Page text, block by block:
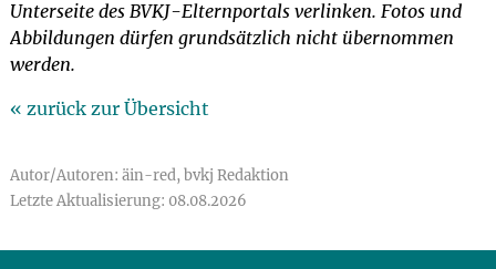
Unterseite des BVKJ-Elternportals verlinken. Fotos und
Abbildungen dürfen grundsätzlich nicht übernommen
werden.
« zurück zur Übersicht
Autor/Autoren: äin-red, bvkj Redaktion
Letzte Aktualisierung: 08.08.2026